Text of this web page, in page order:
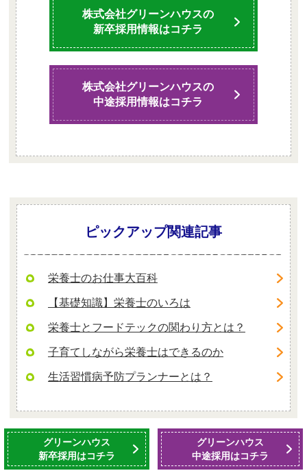
株式会社グリーンハウスの
新卒採用情報はコチラ
株式会社グリーンハウスの
中途採用情報はコチラ
ピックアップ関連記事
栄養士のお仕事大百科
【基礎知識】栄養士のいろは
栄養士とフードテックの関わり方とは？
子育てしながら栄養士はできるのか
生活習慣病予防プランナーとは？
グリーンハウス
新卒採用はコチラ
グリーンハウス
中途採用はコチラ